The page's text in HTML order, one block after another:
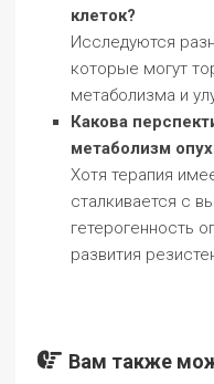
клеток?
Исследуются
которые могут
метаболизма и
Какова
метаболизм
Хотя терапия
сталкивается с
гетерогенность
развития
Вам также